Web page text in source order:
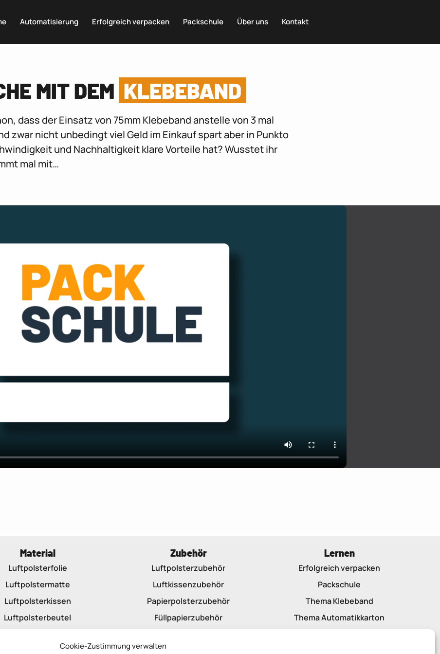
Cookie-Zustimmung verwalten
Automatisierung Erfolgreich verpacken Packschule Über uns Kontakt
MIT DEM KLEBEBAND
dass der Einsatz von 75mm Klebeband anstelle von 3 mal
zwar nicht unbedingt viel Geld im Einkauf spart aber in Punkto
und Nachhaltigkeit klare Vorteile hat? Wusstet ihr
mal mit…
Material
Luftpolsterfolie
Luftpolstermatte
Luftpolsterkissen
Luftpolsterbeutel
Zubehör
Luftpolsterzubehör
Luftkissenzubehör
Papierpolsterzubehör
Füllpapierzubehör
Lernen
Erfolgreich verpacken
Packschule
Thema Klebeband
Thema Automatikkarton